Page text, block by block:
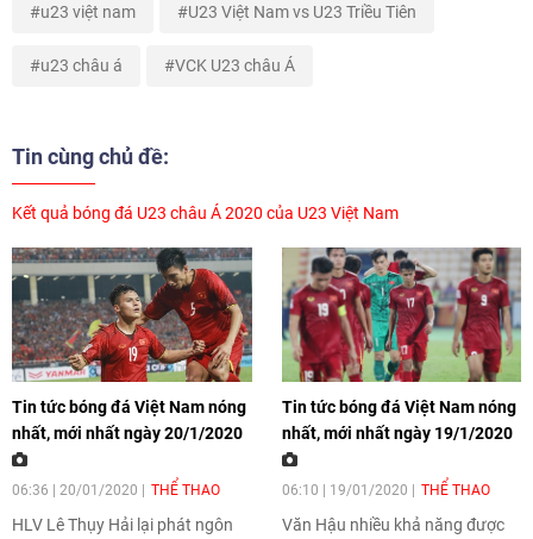
u23 việt nam U23 Việt Nam vs U23 Triều Tiên
u23 châu á VCK U23 châu Á
Tin cùng chủ đề:
Kết quả bóng đá U23 châu Á 2020 của U23 Việt Nam
Tin tức bóng đá Việt Nam nóng
nhất, mới nhất ngày 20/1/2020
06:36 | 20/01/2020 THỂ THAO
HLV Lê Thụy Hải lại phát ngôn
Tin tức bóng đá Việt Nam nóng
nhất, mới nhất ngày 19/1/2020
06:10 | 19/01/2020 THỂ THAO
Văn Hậu nhiều khả năng được